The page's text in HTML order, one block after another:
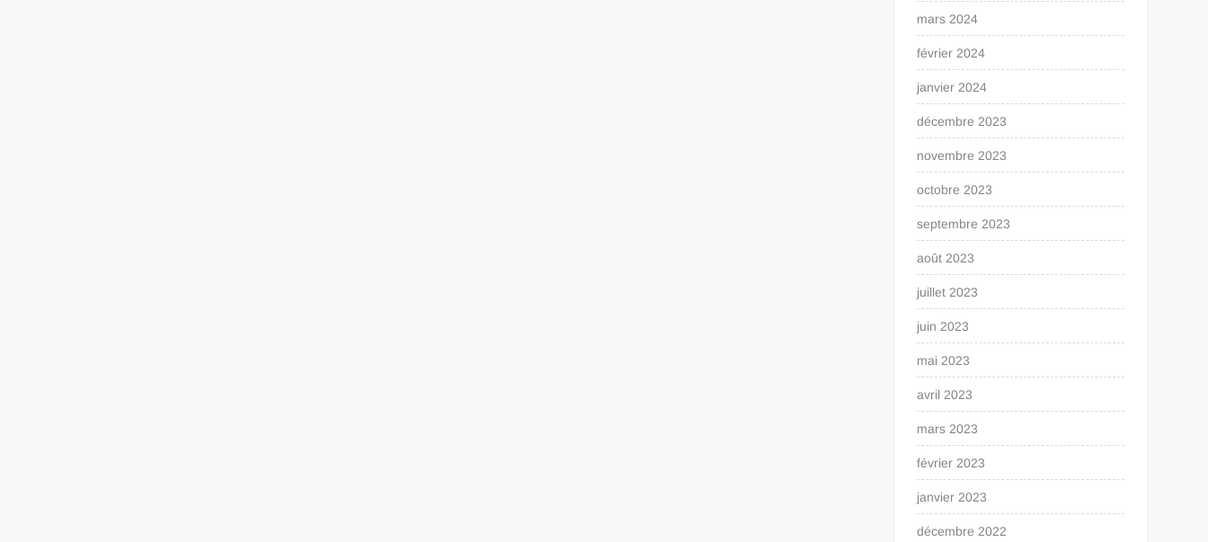
mars 2024
février 2024
janvier 2024
décembre 2023
novembre 2023
octobre 2023
septembre 2023
août 2023
juillet 2023
juin 2023
mai 2023
avril 2023
mars 2023
février 2023
janvier 2023
décembre 2022